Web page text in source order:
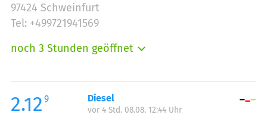
97424 Schweinfurt
Tel: +499721941569
noch 3 Stunden geöffnet
Mittwoch:
06:00-22:00
Donnerstag:
2.12 9 Diesel
vor 4 Std. 08.08. 12:44 Uhr